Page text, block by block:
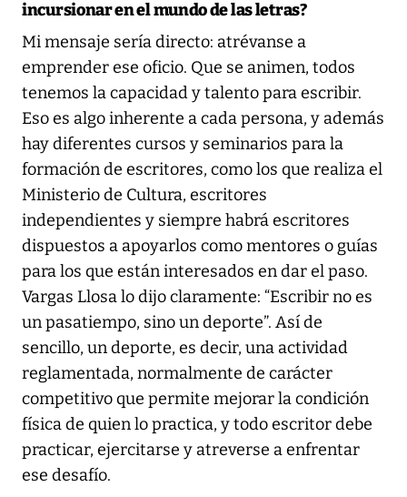
incursionar en el mundo de las letras?
Mi mensaje sería directo: atrévanse a
emprender ese oficio. Que se animen, todos
tenemos la capacidad y talento para escribir.
Eso es algo inherente a cada persona, y además
hay diferentes cursos y seminarios para la
formación de escritores, como los que realiza el
Ministerio de Cultura, escritores
independientes y siempre habrá escritores
dispuestos a apoyarlos como mentores o guías
para los que están interesados en dar el paso.
Vargas Llosa lo dijo claramente: “Escribir no es
un pasatiempo, sino un deporte”. Así de
sencillo, un deporte, es decir, una actividad
reglamentada, normalmente de carácter
competitivo que permite mejorar la condición
física de quien lo practica, y todo escritor debe
practicar, ejercitarse y atreverse a enfrentar
ese desafío.